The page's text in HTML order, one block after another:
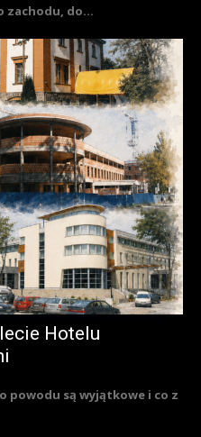
zachodu, do...
Hotelu
powodu są wyjątkowe i co z